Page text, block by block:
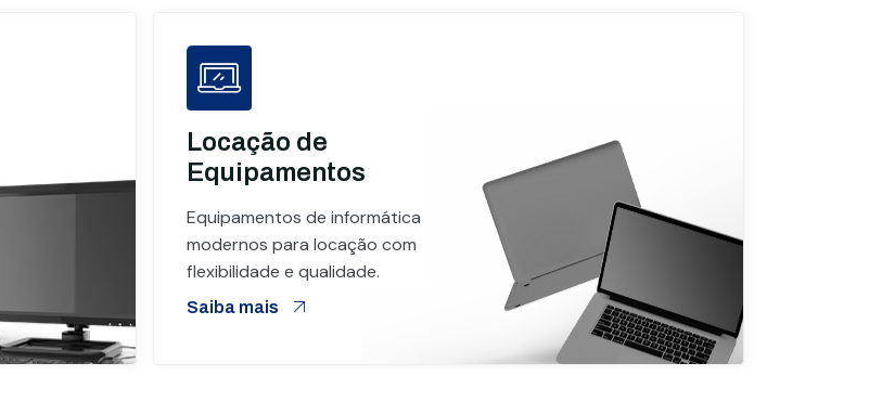
Locação de
Equipamentos
Equipamentos de informática
modernos para locação com
flexibilidade e qualidade.
Saiba mais